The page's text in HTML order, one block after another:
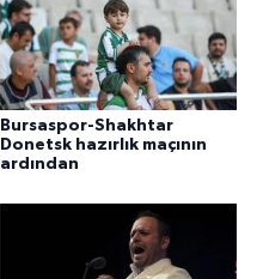
Bursaspor-Shakhtar
Donetsk hazırlık maçının
ardından